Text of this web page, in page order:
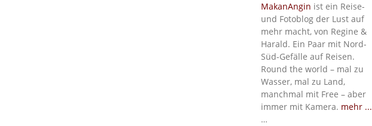
MakanAngin ist ein Reise-
und Fotoblog der Lust auf
mehr macht, von Regine &
Harald. Ein Paar mit Nord-
Süd-Gefälle auf Reisen.
Round the world – mal zu
Wasser, mal zu Land,
manchmal mit Free – aber
immer mit Kamera. mehr ...
…